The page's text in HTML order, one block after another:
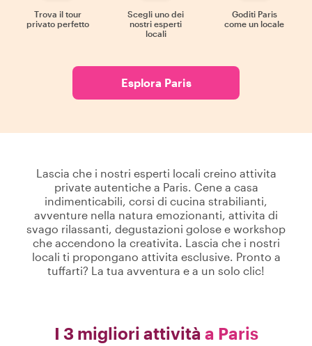
Trova il tour
privato perfetto
Scegli uno dei
nostri esperti
locali
Goditi Paris
come un locale
Esplora Paris
Lascia che i nostri esperti locali creino attivita
private autentiche a Paris. Cene a casa
indimenticabili, corsi di cucina strabilianti,
avventure nella natura emozionanti, attivita di
svago rilassanti, degustazioni golose e workshop
che accendono la creativita. Lascia che i nostri
locali ti propongano attivita esclusive. Pronto a
tuffarti? La tua avventura e a un solo clic!
I 3 migliori attività a Paris